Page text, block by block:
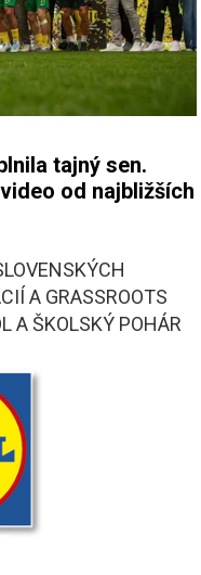
tajný sen.
od najbližších
A GRASSROOTS
A ŠKOLSKÝ POHÁR